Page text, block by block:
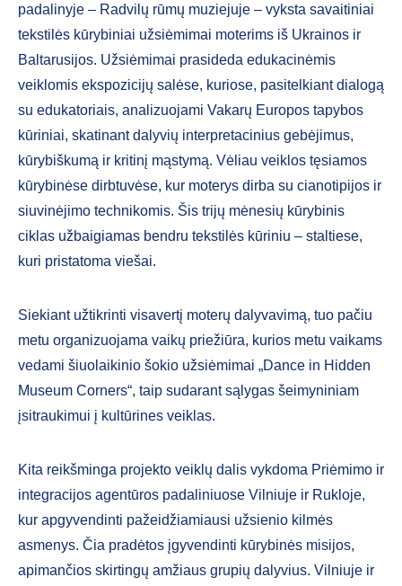
padalinyje – Radvilų rūmų muziejuje – vyksta savaitiniai
tekstilės kūrybiniai užsiėmimai moterims iš Ukrainos ir
Baltarusijos. Užsiėmimai prasideda edukacinėmis
veiklomis ekspozicijų salėse, kuriose, pasitelkiant dialogą
su edukatoriais, analizuojami Vakarų Europos tapybos
kūriniai, skatinant dalyvių interpretacinius gebėjimus,
kūrybiškumą ir kritinį mąstymą. Vėliau veiklos tęsiamos
kūrybinėse dirbtuvėse, kur moterys dirba su cianotipijos ir
siuvinėjimo technikomis. Šis trijų mėnesių kūrybinis
ciklas užbaigiamas bendru tekstilės kūriniu – staltiese,
kuri pristatoma viešai.
Siekiant užtikrinti visavertį moterų dalyvavimą, tuo pačiu
metu organizuojama vaikų priežiūra, kurios metu vaikams
vedami šiuolaikinio šokio užsiėmimai „Dance in Hidden
Museum Corners“, taip sudarant sąlygas šeimyniniam
įsitraukimui į kultūrines veiklas.
Kita reikšminga projekto veiklų dalis vykdoma Priėmimo ir
integracijos agentūros padaliniuose Vilniuje ir Rukloje,
kur apgyvendinti pažeidžiamiausi užsienio kilmės
asmenys. Čia pradėtos įgyvendinti kūrybinės misijos,
apimančios skirtingų amžiaus grupių dalyvius. Vilniuje ir